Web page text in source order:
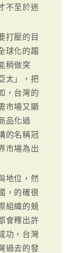
不至於迷
打壓的目
球化的趨
稍做突
太」，把
，台灣的
市場又顯
品化過
的名稱冠
市場為出
地位，然
，的確很
組織的競
會釋出許
功，台灣
過去的發